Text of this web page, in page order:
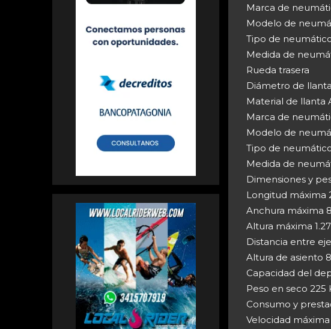
Marca de
Modelo de
Tipo de
Medida de
Rueda trasera
Diámetro de llanta
Material de llanta
Marca de
Modelo de
Tipo de
Medida de
Dimensiones y
Longitud máxima
Anchura máxima
Altura máxima
Distancia entre
Altura de asiento
Capacidad del
Peso en seco 225
Consumo y
Velocidad